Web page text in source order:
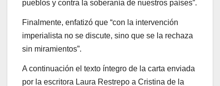
pueblos y contra la soberanía de nuestros países”.
Finalmente, enfatizó que “con la intervención
imperialista no se discute, sino que se la rechaza
sin miramientos”.
A continuación el texto íntegro de la carta enviada
por la escritora Laura Restrepo a Cristina de la